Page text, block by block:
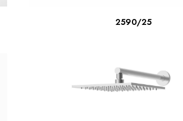
LIRE LA SUITE
2590/25